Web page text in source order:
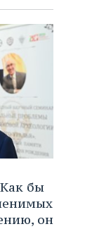
бы
он